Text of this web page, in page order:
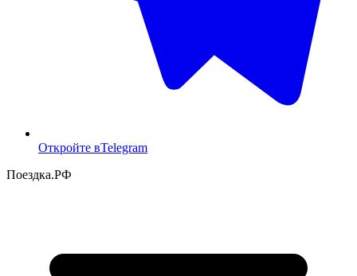
Откройте вTelegram
Поездка.РФ